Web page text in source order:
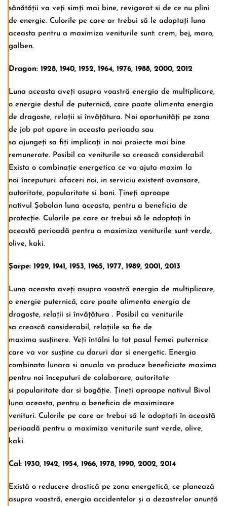
sănătății va veți simți mai bine, revigorat si de ce nu plini
de energie. Culorile pe care ar trebui să le adoptați luna
aceasta pentru a maximiza veniturile sunt: crem, bej, maro,
galben.
Dragon: 1928, 1940, 1952, 1964, 1976, 1988, 2000, 2012
Luna aceasta aveți asupra voastră energia de multiplicare,
o energie destul de puternică, care poate alimenta energia
de dragoste, relații si învățătura. Noi oportunități pe zona
de job pot apare in aceasta perioada sau
sa ajungeți sa fiți implicați in noi proiecte mai bine
remunerate. Posibil ca veniturile sa crească considerabil.
Exista o combinație energetica ce va ajuta maxim la
noi începuturi: afaceri noi, in serviciu existent avansare,
autoritate, popularitate si bani. Țineți aproape
nativul Șobolan luna aceasta, pentru a beneficia de
protecție. Culorile pe care ar trebui să le adoptați în
această perioadă pentru a maximiza veniturile sunt verde,
olive, kaki.
Șarpe: 1929, 1941, 1953, 1965, 1977, 1989, 2001, 2013
Luna aceasta aveți asupra voastră energia de multiplicare,
o energie puternică, care poate alimenta energia de
dragoste, relații si învățătura . Posibil ca veniturile
sa crească considerabil, relațiile sa fie de
maxima susținere. Veți întâlni la tot pasul femei puternice
care va vor susține cu daruri dar si energetic. Energia
combinata lunara si anuala va produce beneficiate maxima
pentru noi începuturi de colaborare, autoritate
si popularitate dar si bogăție. Țineți aproape nativul Bivol
luna aceasta, pentru a beneficia de maximizare
venituri. Culorile pe care ar trebui să le adoptați în această
perioadă pentru a maximiza veniturile sunt verde, olive,
kaki.
Cal: 1930, 1942, 1954, 1966, 1978, 1990, 2002, 2014
Există o reducere drastică pe zona energetică, ce planează
asupra voastră, energia accidentelor și a dezastrelor anunță